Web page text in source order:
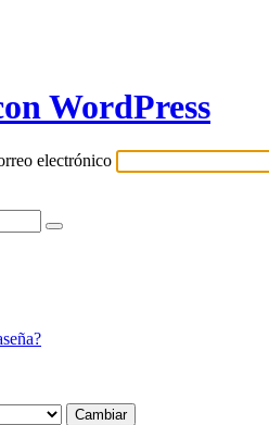
WordPress
electrónico